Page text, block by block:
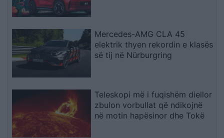
Mercedes-AMG CLA 45
elektrik thyen rekordin e klasës
së tij në Nürburgring
Teleskopi më i fuqishëm diellor
zbulon vorbullat që ndikojnë
në motin hapësinor dhe Tokë